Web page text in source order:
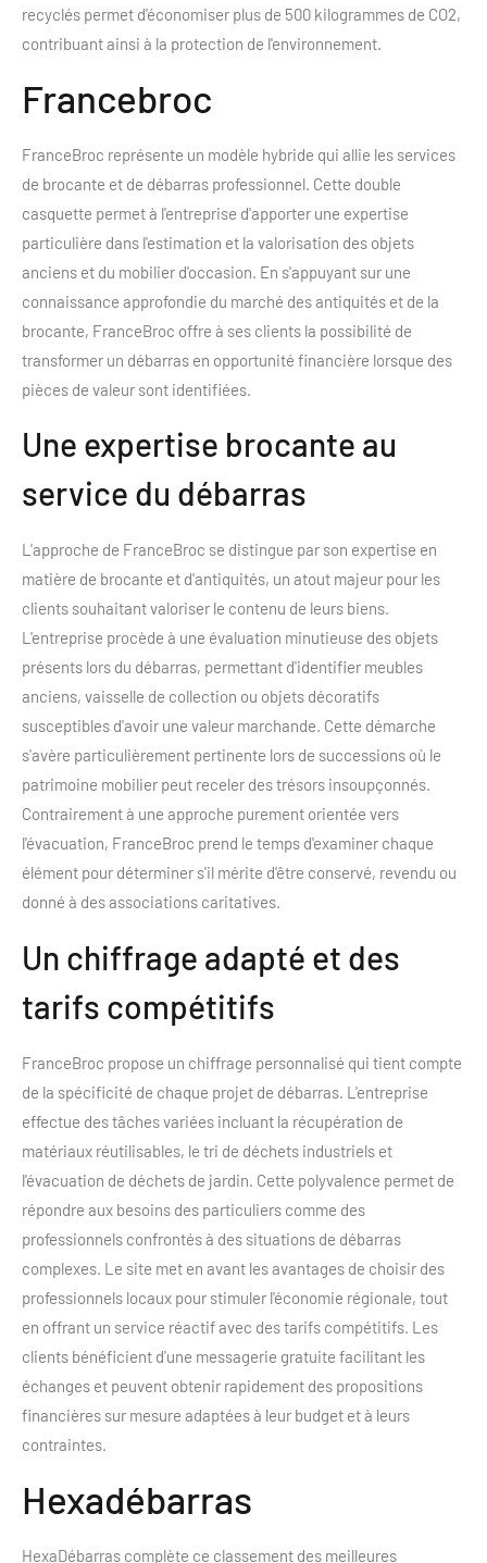
recyclés permet d'économiser plus de 500 kilogrammes de CO2,
contribuant ainsi à la protection de l'environnement.
Francebroc
FranceBroc représente un modèle hybride qui allie les services
de brocante et de débarras professionnel. Cette double
casquette permet à l'entreprise d'apporter une expertise
particulière dans l'estimation et la valorisation des objets
anciens et du mobilier d'occasion. En s'appuyant sur une
connaissance approfondie du marché des antiquités et de la
brocante, FranceBroc offre à ses clients la possibilité de
transformer un débarras en opportunité financière lorsque des
pièces de valeur sont identifiées.
Une expertise brocante au
service du débarras
L'approche de FranceBroc se distingue par son expertise en
matière de brocante et d'antiquités, un atout majeur pour les
clients souhaitant valoriser le contenu de leurs biens.
L'entreprise procède à une évaluation minutieuse des objets
présents lors du débarras, permettant d'identifier meubles
anciens, vaisselle de collection ou objets décoratifs
susceptibles d'avoir une valeur marchande. Cette démarche
s'avère particulièrement pertinente lors de successions où le
patrimoine mobilier peut receler des trésors insoupçonnés.
Contrairement à une approche purement orientée vers
l'évacuation, FranceBroc prend le temps d'examiner chaque
élément pour déterminer s'il mérite d'être conservé, revendu ou
donné à des associations caritatives.
Un chiffrage adapté et des
tarifs compétitifs
FranceBroc propose un chiffrage personnalisé qui tient compte
de la spécificité de chaque projet de débarras. L'entreprise
effectue des tâches variées incluant la récupération de
matériaux réutilisables, le tri de déchets industriels et
l'évacuation de déchets de jardin. Cette polyvalence permet de
répondre aux besoins des particuliers comme des
professionnels confrontés à des situations de débarras
complexes. Le site met en avant les avantages de choisir des
professionnels locaux pour stimuler l'économie régionale, tout
en offrant un service réactif avec des tarifs compétitifs. Les
clients bénéficient d'une messagerie gratuite facilitant les
échanges et peuvent obtenir rapidement des propositions
financières sur mesure adaptées à leur budget et à leurs
contraintes.
Hexadébarras
HexaDébarras complète ce classement des meilleures